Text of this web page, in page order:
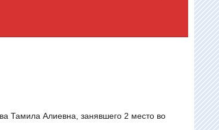
Тамила Алиевна, занявшего 2 место во